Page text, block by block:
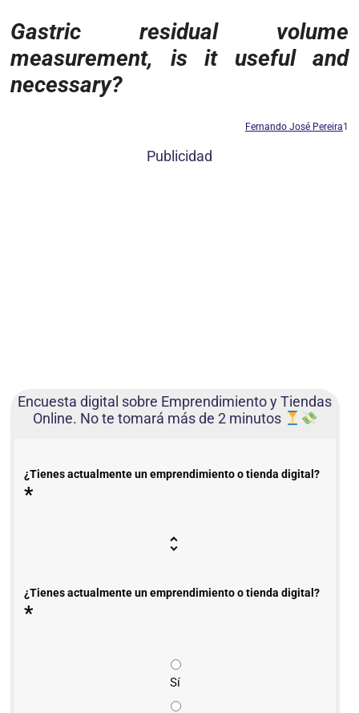
Gastric residual volume
measurement, is it useful and
necessary?
Fernando José Pereira1
Publicidad
Encuesta digital sobre Emprendimiento y Tiendas
Online. No te tomará más de 2 minutos
¿Tienes actualmente un emprendimiento o tienda digital?
*
¿Tienes actualmente un emprendimiento o tienda digital?
*
Sí